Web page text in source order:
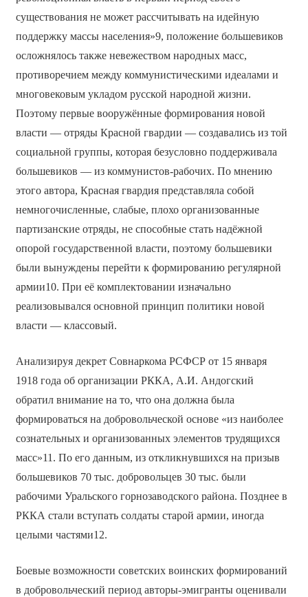
существования не может рассчитывать на идейную
поддержку массы населения»9, положение большевиков
осложнялось также невежеством народных масс,
противоречием между коммунистическими идеалами и
многовековым укладом русской народной жизни.
Поэтому первые вооружённые формирования новой
власти — отряды Красной гвардии — создавались из той
социальной группы, которая безусловно поддерживала
большевиков — из коммунистов-рабочих. По мнению
этого автора, Красная гвардия представляла собой
немногочисленные, слабые, плохо организованные
партизанские отряды, не способные стать надёжной
опорой государственной власти, поэтому большевики
были вынуждены перейти к формированию регулярной
армии10. При её комплектовании изначально
реализовывался основной принцип политики новой
власти — классовый.
Анализируя декрет Совнаркома РСФСР от 15 января
1918 года об организации РККА, А.И. Андогский
обратил внимание на то, что она должна была
формироваться на добровольческой основе «из наиболее
сознательных и организованных элементов трудящихся
масс»11. По его данным, из откликнувшихся на призыв
большевиков 70 тыс. добровольцев 30 тыс. были
рабочими Уральского горнозаводского района. Позднее в
РККА стали вступать солдаты старой армии, иногда
целыми частями12.
Боевые возможности советских воинских формирований
в добровольческий период авторы-эмигранты оценивали